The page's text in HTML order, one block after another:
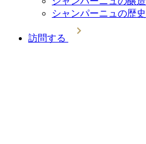
シャンパーニュの歴史
訪問する